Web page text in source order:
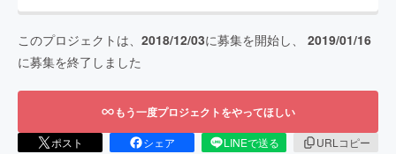
このプロジェクトは、 2018/12/03に募集を開始し、 2019/01/16
に募集を終了しました
もう一度プロジェクトをやってほしい
ポスト シェア LINEで送る
URLコピー